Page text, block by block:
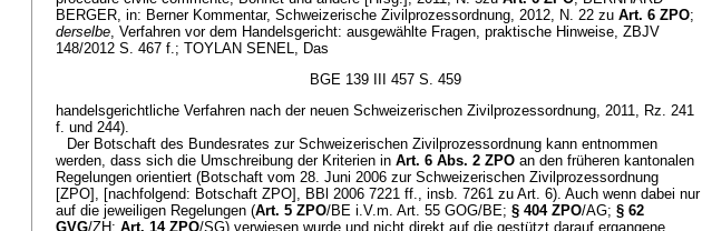
BERGER, in: Berner Kommentar, Schweizerische Zivilprozessordnung, 2012, N. 22 zu Art. 6 ZPO;
derselbe, Verfahren vor dem Handelsgericht: ausgewählte Fragen, praktische Hinweise, ZBJV
148/2012 S. 467 f.; TOYLAN SENEL, Das
BGE 139 III 457 S. 459
handelsgerichtliche Verfahren nach der neuen Schweizerischen Zivilprozessordnung, 2011, Rz. 241
f. und 244).
Der Botschaft des Bundesrates zur Schweizerischen Zivilprozessordnung kann entnommen
werden, dass sich die Umschreibung der Kriterien in Art. 6 Abs. 2 ZPO an den früheren kantonalen
Regelungen orientiert (Botschaft vom 28. Juni 2006 zur Schweizerischen Zivilprozessordnung
[ZPO], [nachfolgend: Botschaft ZPO], BBl 2006 7221 ff., insb. 7261 zu Art. 6). Auch wenn dabei nur
auf die jeweiligen Regelungen (Art. 5 ZPO/BE i.V.m. Art. 55 GOG/BE; § 404 ZPO/AG; § 62
GVG/ZH; Art. 14 ZPO/SG) verwiesen wurde und nicht direkt auf die gestützt darauf ergangene